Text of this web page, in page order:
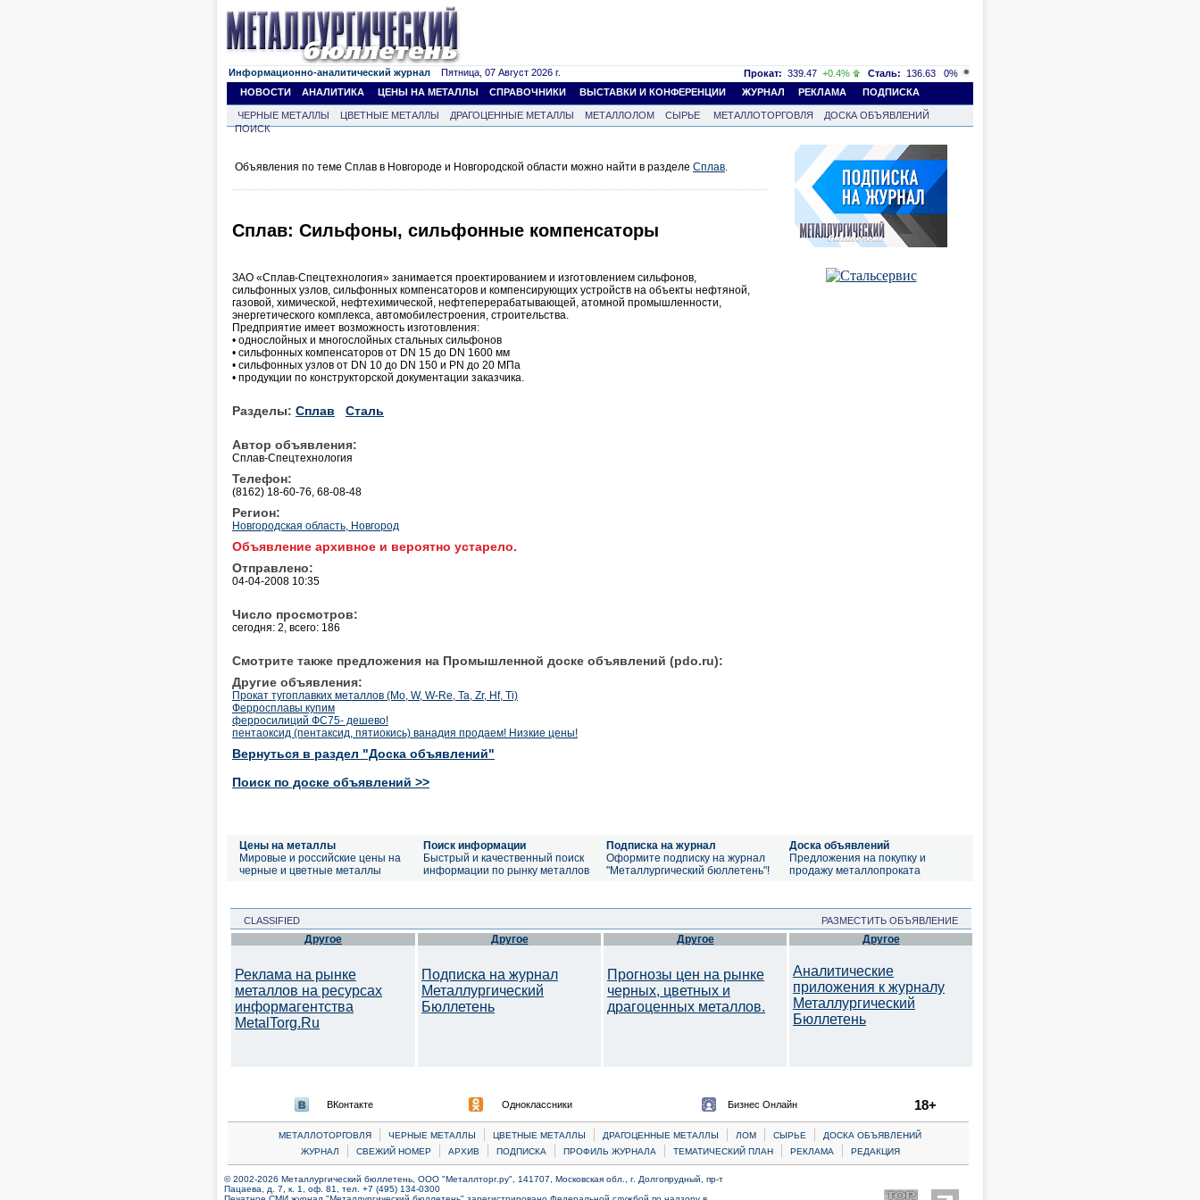
Информационно-аналитический журнал Пятница, 07 Август 2026 г. Прокат: 339.47 +0.4% Сталь: 136.63
0%
НОВОСТИ
АНАЛИТИКА ЦЕНЫ НА МЕТАЛЛЫ СПРАВОЧНИКИ ВЫСТАВКИ И КОНФЕРЕНЦИИ ЖУРНАЛ РЕКЛАМА ПОДПИСКА
ЧЕРНЫЕ МЕТАЛЛЫ ЦВЕТНЫЕ МЕТАЛЛЫ ДРАГОЦЕННЫЕ МЕТАЛЛЫ МЕТАЛЛОЛОМ СЫРЬЕ МЕТАЛЛОТОРГОВЛЯ
ДОСКА ОБЪЯВЛЕНИЙ
ПОИСК
Объявления по теме Сплав в Новгороде и Новгородской области можно найти в разделе Сплав.
Сплав: Сильфоны, сильфонные компенсаторы
ЗАО «Сплав-Спецтехнология» занимается проектированием и изготовлением сильфонов,
сильфонных узлов, сильфонных компенсаторов и компенсирующих устройств на объекты нефтяной,
газовой, химической, нефтехимической, нефтеперерабатывающей, атомной промышленности,
энергетического комплекса, автомобилестроения, строительства.
Предприятие имеет возможность изготовления:
• однослойных и многослойных стальных сильфонов
• сильфонных компенсаторов от DN 15 до DN 1600 мм
• сильфонных узлов от DN 10 до DN 150 и PN до 20 МПа
• продукции по конструкторской документации заказчика.
Разделы: Сплав Сталь
Автор объявления:
Сплав-Спецтехнология
Телефон:
(8162) 18-60-76, 68-08-48
Регион:
Новгородская область, Новгород
Объявление архивное и вероятно устарело.
Отправлено:
04-04-2008 10:35
Число просмотров:
сегодня: 2, всего: 186
Смотрите также предложения на Промышленной доске объявлений (pdo.ru):
Другие объявления:
Прокат тугоплавких металлов (Mo, W, W-Re, Ta, Zr, Hf, Ti)
Ферросплавы купим
ферросилиций ФС75- дешево!
пентаоксид (пентаксид, пятиокись) ванадия продаем! Низкие цены!
Вернуться в раздел "Доска объявлений"
Поиск по доске объявлений >>
Цены на металлы
Мировые и российские цены на
черные и цветные металлы
Поиск информации
Быстрый и качественный поиск
информации по рынку металлов
Подписка на журнал
Оформите подписку на журнал
"Металлургический бюллетень"!
Доска объявлений
Предложения на покупку и
продажу металлопроката
CLASSIFIED РАЗМЕСТИТЬ ОБЪЯВЛЕНИЕ
Другое
Реклама на рынке
металлов на ресурсах
информагентства
MetalTorg.Ru
Другое
Подписка на журнал
Металлургический
Бюллетень
Другое
Прогнозы цен на рынке
черных, цветных и
драгоценных металлов.
Другое
Аналитические
приложения к журналу
Металлургический
Бюллетень
ВКонтакте Одноклассники Бизнес Онлайн 18+
МЕТАЛЛОТОРГОВЛЯ | ЧЕРНЫЕ МЕТАЛЛЫ | ЦВЕТНЫЕ МЕТАЛЛЫ | ДРАГОЦЕННЫЕ МЕТАЛЛЫ | ЛОМ | CЫРЬЕ |
ДОСКА ОБЪЯВЛЕНИЙ
ЖУРНАЛ
| СВЕЖИЙ НОМЕР | АРХИВ | ПОДПИСКА | ПРОФИЛЬ ЖУРНАЛА | ТЕМАТИЧЕСКИЙ ПЛАН | РЕКЛАМА | РЕДАКЦИЯ
© 2002-2026 Металлургический бюллетень, ООО "Металлторг.ру", 141707, Московская обл., г. Долгопрудный, пр-т
Пацаева, д. 7, к. 1, оф. 81, тел. +7 (495) 134-0300